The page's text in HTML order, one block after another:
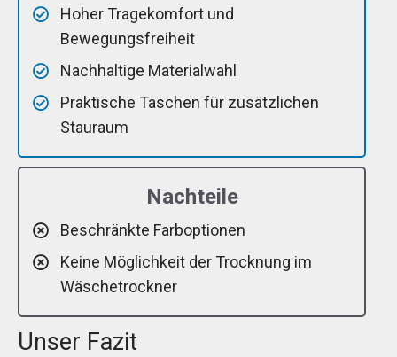
Hoher Tragekomfort und
Bewegungsfreiheit
Nachhaltige Materialwahl
Praktische Taschen für zusätzlichen
Stauraum
Nachteile
Beschränkte Farboptionen
Keine Möglichkeit der Trocknung im
Wäschetrockner
Unser Fazit